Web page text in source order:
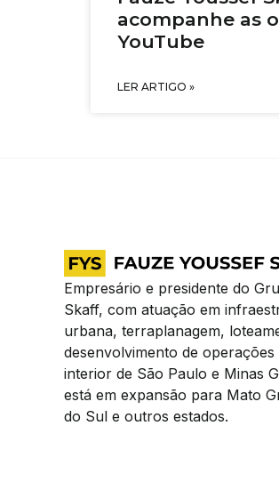
acompanhe as
YouTube
LER ARTIGO »
Empresário e presidente do
Skaff, com atuação em
urbana, terraplanagem,
desenvolvimento de operações
interior de São Paulo e Minas
está em expansão para Mato
do Sul e outros estados.